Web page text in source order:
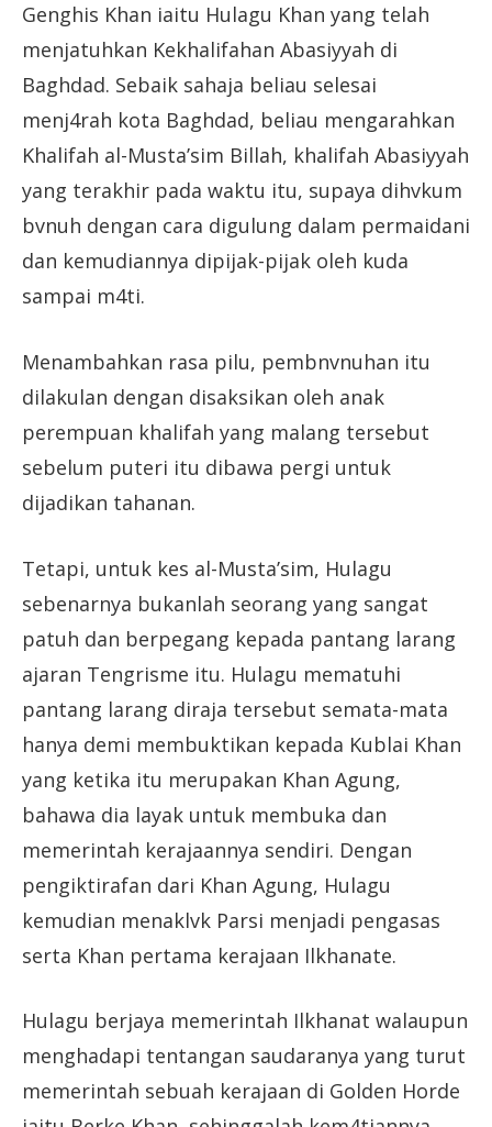
Genghis Khan iaitu Hulagu Khan yang telah
menjatuhkan Kekhalifahan Abasiyyah di
Baghdad. Sebaik sahaja beliau selesai
menj4rah kota Baghdad, beliau mengarahkan
Khalifah al-Musta’sim Billah, khalifah Abasiyyah
yang terakhir pada waktu itu, supaya dihvkum
bvnuh dengan cara digulung dalam permaidani
dan kemudiannya dipijak-pijak oleh kuda
sampai m4ti.
Menambahkan rasa pilu, pembnvnuhan itu
dilakulan dengan disaksikan oleh anak
perempuan khalifah yang malang tersebut
sebelum puteri itu dibawa pergi untuk
dijadikan tahanan.
Tetapi, untuk kes al-Musta’sim, Hulagu
sebenarnya bukanlah seorang yang sangat
patuh dan berpegang kepada pantang larang
ajaran Tengrisme itu. Hulagu mematuhi
pantang larang diraja tersebut semata-mata
hanya demi membuktikan kepada Kublai Khan
yang ketika itu merupakan Khan Agung,
bahawa dia layak untuk membuka dan
memerintah kerajaannya sendiri. Dengan
pengiktirafan dari Khan Agung, Hulagu
kemudian menaklvk Parsi menjadi pengasas
serta Khan pertama kerajaan Ilkhanate.
Hulagu berjaya memerintah Ilkhanat walaupun
menghadapi tentangan saudaranya yang turut
memerintah sebuah kerajaan di Golden Horde